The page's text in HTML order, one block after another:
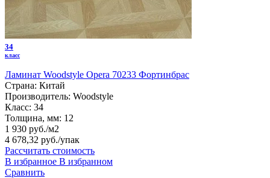
34
класс
Ламинат Woodstyle Opera 70233 Фортинбрас
Страна: Китай
Производитель: Woodstyle
Класс: 34
Толщина, мм: 12
1 930 руб./м2
4 678,32 руб./упак
Рассчитать стоимость
В избранное В избранном
Сравнить